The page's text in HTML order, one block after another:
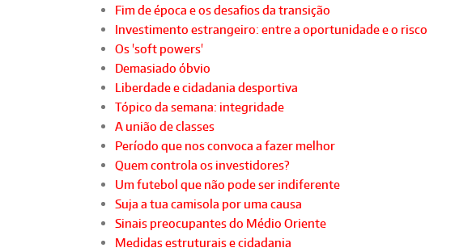
Fim de época e os desafios da transição
Investimento estrangeiro: entre a oportunidade e o risco
Os 'soft powers'
Demasiado óbvio
Liberdade e cidadania desportiva
Tópico da semana: integridade
A união de classes
Período que nos convoca a fazer melhor
Quem controla os investidores?
Um futebol que não pode ser indiferente
Suja a tua camisola por uma causa
Sinais preocupantes do Médio Oriente
Medidas estruturais e cidadania